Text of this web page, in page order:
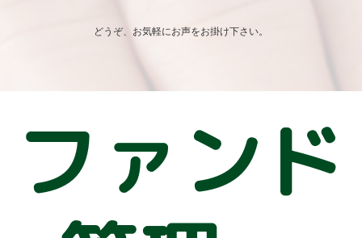
どうぞ、お気軽にお声をお掛け下さい。
ファンド